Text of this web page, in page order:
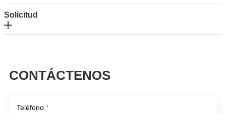
Solicitud
CONTÁCTENOS
Teléfono *